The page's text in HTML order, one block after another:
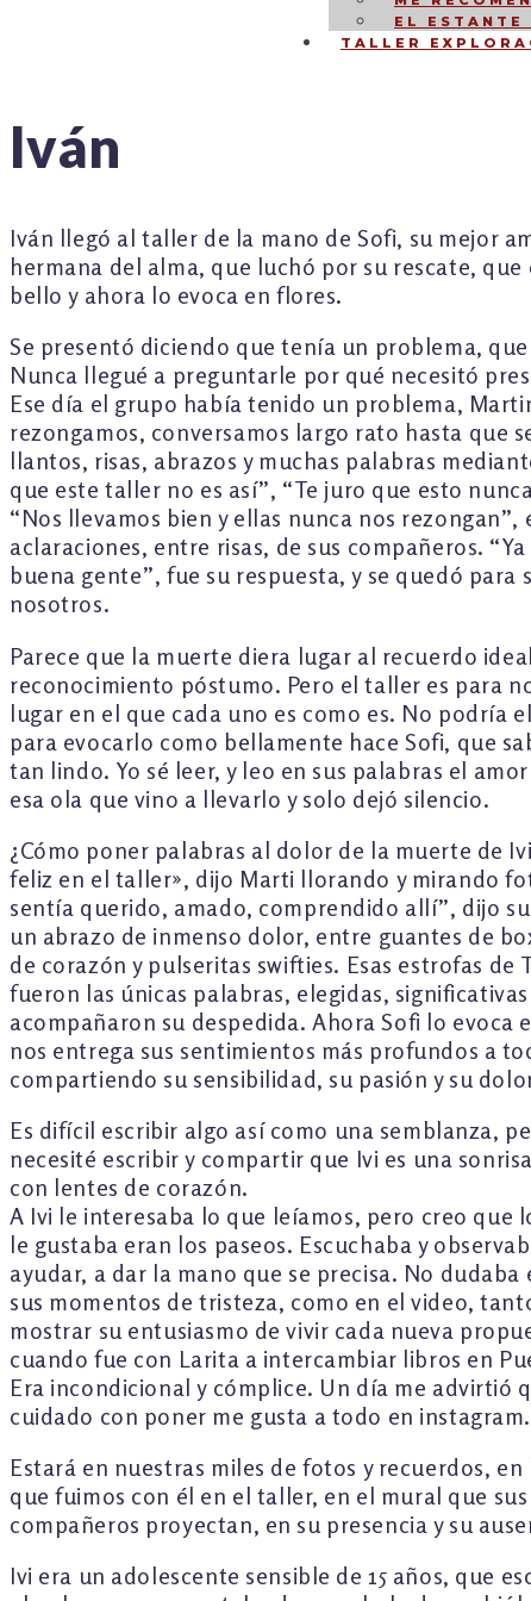
EL ESTANTE
TALLER
Iván
Iván llegó al taller de la mano de Sofi, su mejor
hermana del alma, que luchó por su rescate, que
bello y ahora lo evoca en flores.
Se presentó diciendo que tenía un problema,
Nunca llegué a preguntarle por qué necesitó
Ese día el grupo había tenido un problema,
rezongamos, conversamos largo rato hasta que
llantos, risas, abrazos y muchas palabras
que este taller no es así”, “Te juro que esto
“Nos llevamos bien y ellas nunca nos rezongan”,
aclaraciones, entre risas, de sus compañeros.
buena gente”, fue su respuesta, y se quedó para
nosotros.
Parece que la muerte diera lugar al recuerdo
reconocimiento póstumo. Pero el taller es para
lugar en el que cada uno es como es. No podría
para evocarlo como bellamente hace Sofi, que
tan lindo. Yo sé leer, y leo en sus palabras el
esa ola que vino a llevarlo y solo dejó silencio.
¿Cómo poner palabras al dolor de la muerte de
feliz en el taller», dijo Marti llorando y mirando
sentía querido, amado, comprendido allí”, dijo
un abrazo de inmenso dolor, entre guantes de
de corazón y pulseritas swifties. Esas estrofas de
fueron las únicas palabras, elegidas,
acompañaron su despedida. Ahora Sofi lo evoca
nos entrega sus sentimientos más profundos a
compartiendo su sensibilidad, su pasión y su
Es difícil escribir algo así como una semblanza,
necesité escribir y compartir que Ivi es una
con lentes de corazón.
A Ivi le interesaba lo que leíamos, pero creo que
le gustaba eran los paseos. Escuchaba y
ayudar, a dar la mano que se precisa. No dudaba
sus momentos de tristeza, como en el video,
mostrar su entusiasmo de vivir cada nueva
cuando fue con Larita a intercambiar libros en
Era incondicional y cómplice. Un día me advirtió
cuidado con poner me gusta a todo en instagram.
Estará en nuestras miles de fotos y recuerdos, en
que fuimos con él en el taller, en el mural que sus
compañeros proyectan, en su presencia y su
Ivi era un adolescente sensible de 15 años, que
DE
ENTRADAS